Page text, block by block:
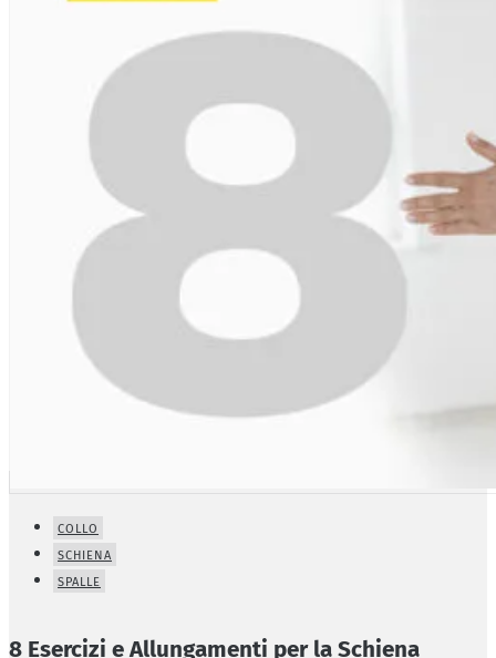
COLLO
SCHIENA
SPALLE
8 Esercizi e Allungamenti per la Schiena